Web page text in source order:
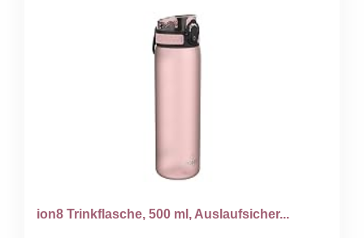
ion8 Trinkflasche, 500 ml, Auslaufsicher...